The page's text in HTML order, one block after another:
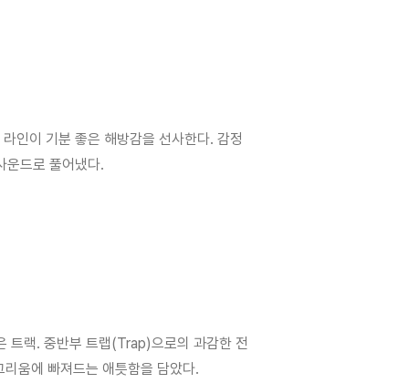
인이 기분 좋은 해방감을 선사한다. 감정
운드로 풀어냈다.
랙. 중반부 트랩(Trap)으로의 과감한 전
움에 빠져드는 애틋함을 담았다.